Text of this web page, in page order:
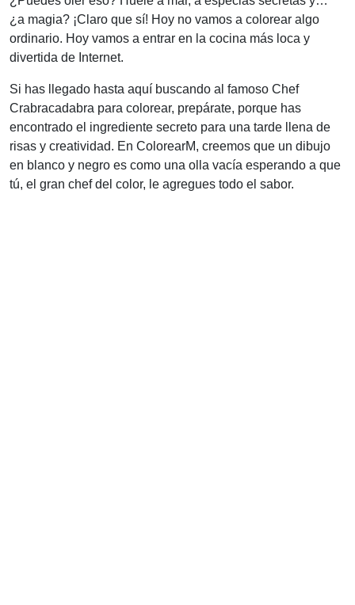
¿a magia? ¡Claro que sí! Hoy no vamos a colorear algo
ordinario. Hoy vamos a entrar en la cocina más loca y
divertida de Internet.
Si has llegado hasta aquí buscando al famoso Chef
Crabracadabra para colorear, prepárate, porque has
encontrado el ingrediente secreto para una tarde llena de
risas y creatividad. En ColorearM, creemos que un dibujo
en blanco y negro es como una olla vacía esperando a que
tú, el gran chef del color, le agregues todo el sabor.